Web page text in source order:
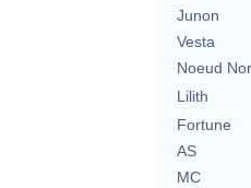
Junon
Vesta
Noeud
Lilith
Fortune
AS
MC